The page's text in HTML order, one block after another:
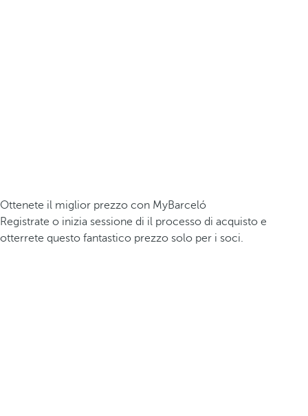
Ottenete il miglior prezzo con MyBarceló
Registrate o inizia sessione di il processo di acquisto e
otterrete questo fantastico prezzo solo per i soci.